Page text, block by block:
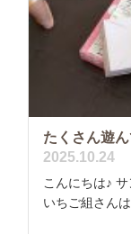
たくさん遊
2025.10.24
こんにちは♪
いちご組さん